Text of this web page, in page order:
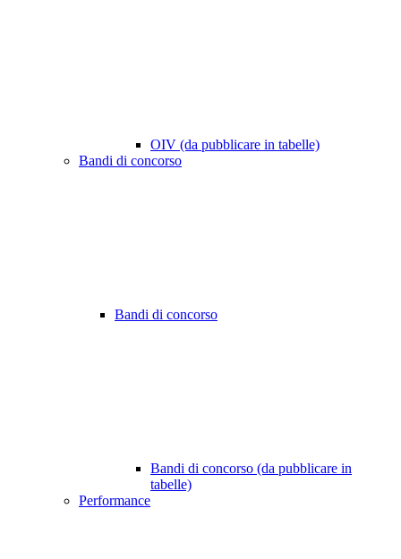
OIV (da pubblicare in tabelle)
Bandi di concorso
Bandi di concorso
Bandi di concorso (da pubblicare in
tabelle)
Performance